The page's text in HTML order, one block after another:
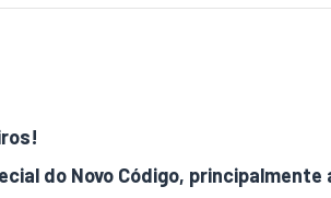
do Novo Código,